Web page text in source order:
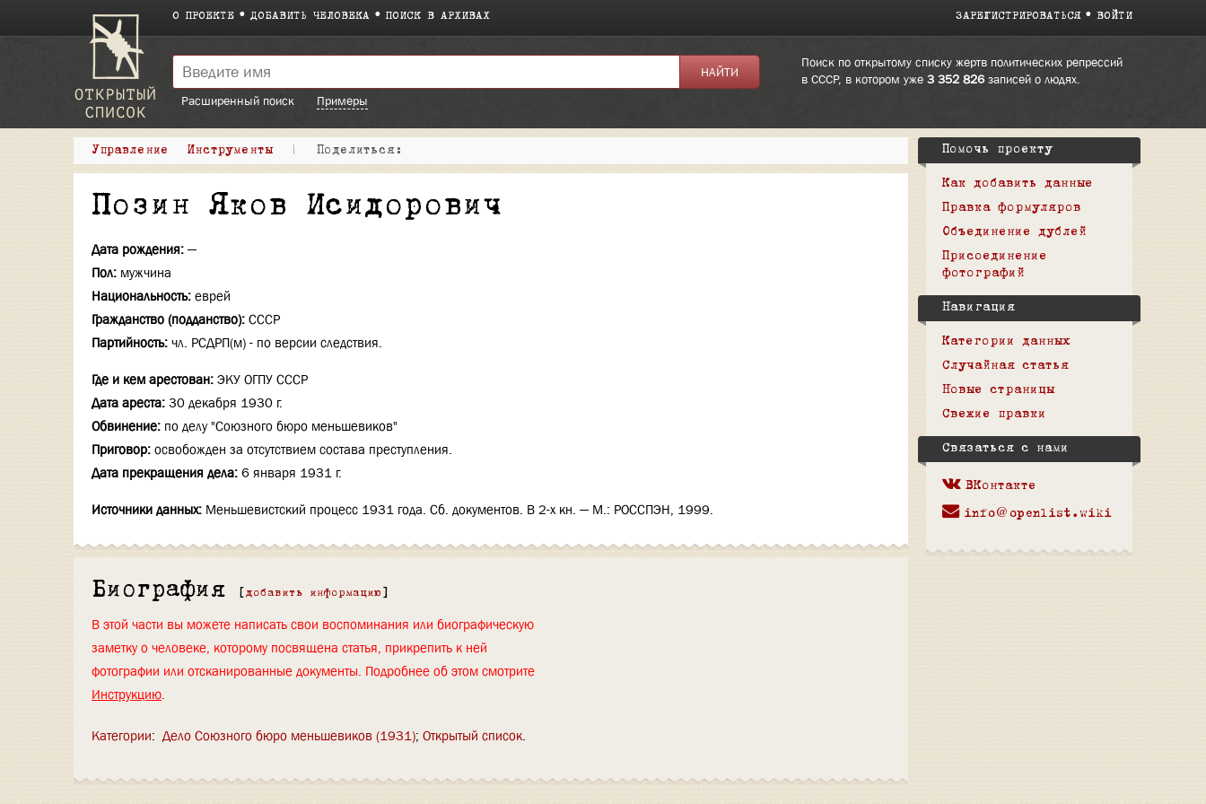
О ПРОЕКТЕ ДОБАВИТЬ ЧЕЛОВЕКА ПОИСК В АРХИВАХ ЗАРЕГИСТРИРОВАТЬСЯ ВОЙТИ
Поиск по открытому списку жертв политических репрессий
в СССР, в котором уже 3 352 826записей о людях.
Расширенный поиск
Примеры
Управление Инструменты | Поделиться:
Позин Яков Исидорович
Дата рождения: —
Пол: мужчина
Национальность: еврей
Гражданство (подданство): СССР
Партийность: чл. РСДРП(м) - по версии следствия.
Где и кем арестован: ЭКУ ОГПУ СССР
Дата ареста: 30 декабря 1930 г.
Обвинение: по делу "Союзного бюро меньшевиков"
Приговор: освобожден за отсутствием состава преступления.
Дата прекращения дела: 6 января 1931 г.
Источники данных: Меньшевистский процесс 1931 года. Сб. документов. В 2-х кн. — М.: РОССПЭН, 1999.
Биография [ добавить информацию ]
В этой части вы можете написать свои воспоминания или биографическую
заметку о человеке, которому посвящена статья, прикрепить к ней
фотографии или отсканированные документы. Подробнее об этом смотрите
Инструкцию.
Категории: Дело Союзного бюро меньшевиков (1931) Открытый список
Помочь проекту
Как добавить данные
Правка формуляров
Объединение дублей
Присоединение
фотографий
Навигация
Категории данных
Случайная статья
Новые страницы
Свежие правки
Связаться с нами
ВКонтакте
info@openlist.wiki